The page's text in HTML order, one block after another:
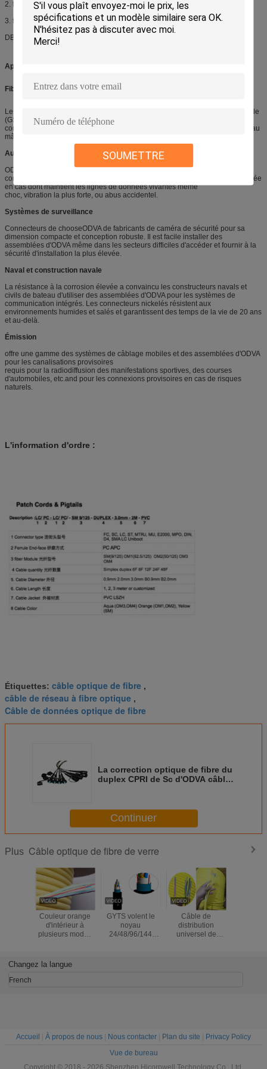
SOUMETTRE
2. type unimodal. DB du ≤ 0,45 du DB 97% du ≤ 0,2
3. type à plusieurs modes de fonctionnement. ≤ 0,50 d du DB 97% du ≤ 0,2
DB unimodal du ≥ 50 de la perte de retour/CEI 61300-3-6
Application :
Fibre-à-le-antenne (FTTA)
Les derniers et de la deuxième génération systèmes de communication mobile
(GSM, UMTS, CMDA2000, TD-SCDMA, WiMax, LTE, etc.) déploient les
conducteurs fibreoptiques pour lier la station de base avec l'unité à distance au
mât d'antenne.
Automation et câblage industriel
ODVA fournit la fiabilité la plus élevée et la sécurité de fonctionnement. La
conception robuste fournit la robustesse mécanique et thermique la plus élevée
en cas dont maintient les lignes de données vivantes même
choc, vibration la plus forte, ou abus accidentel.
Systèmes de surveillance
Connecteurs de chooseODVA de fabricants de caméra de sécurité pour sa
dimension compacte et conception robuste. Il est facile installer des
assemblées d'ODVA même dans les secteurs difficiles d'accéder et fournir à la
sécurité d'installation la plus élevée.
Naval et construction navale
La résistance à la corrosion élevée a convaincu les constructeurs navals et
civils de bateau d'utiliser des assemblées d'ODVA pour les systèmes de
communication intégrés. Les connecteurs nickelés résistent aux
environnements humides et salés et garantissent des temps de la vie de 20 ans
et au-delà.
Émission
offre une gamme des systèmes de câblage mobiles et des assemblées d'ODVA
pour les canalisations provisoires
requis pour la radiodiffusion des manifestations sportives, des courses
d'automobiles, etc.and pour les connexions provisoires en cas de risques
naturels.
L'information d'ordre :
Étiquettes: câble optique de fibre ,
câble de réseau à fibre optique ,
Câble de données optique de fibre
La correction optique de fibre du
duplex CPRI de Sc d'ODVA câble
Continuer
Plus Câble optique de fibre de verre
Couleur orange
d'intérieur à
plusieurs modes
optique flexible de
câble de
GYTS volent le
noyau
24/48/96/144
Câble de
distribution
universel de
Changez la langue
French
Accueil À propos de nous Nous contacter Plan du site
Privacy Policy
Vue de bureau
Copyright © 2018 - 2026 Shenzhen Hicorpwell Technology Co., Ltd.